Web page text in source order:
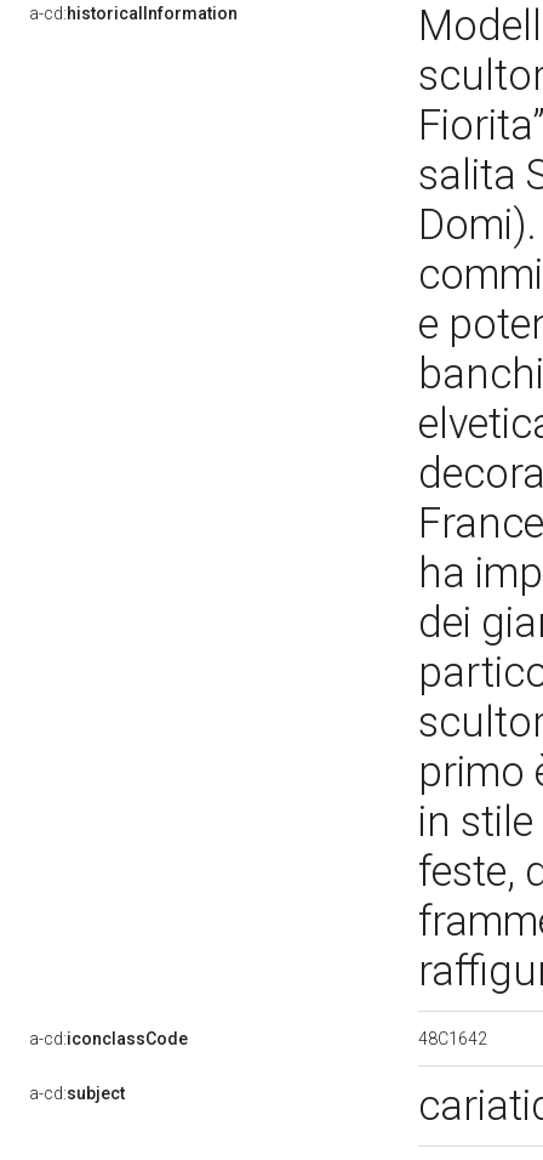
a-cd:historicalInformation
salita
e
ha
dei
primo
in
feste,
a-cd:iconclassCode 48C1642
a-cd:subject